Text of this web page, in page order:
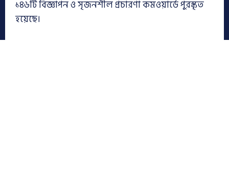
১৪৬টি বিজ্ঞাপন ও সৃজনশীল প্রচারণা কমওয়ার্ডে পুরস্কৃত
হয়েছে।